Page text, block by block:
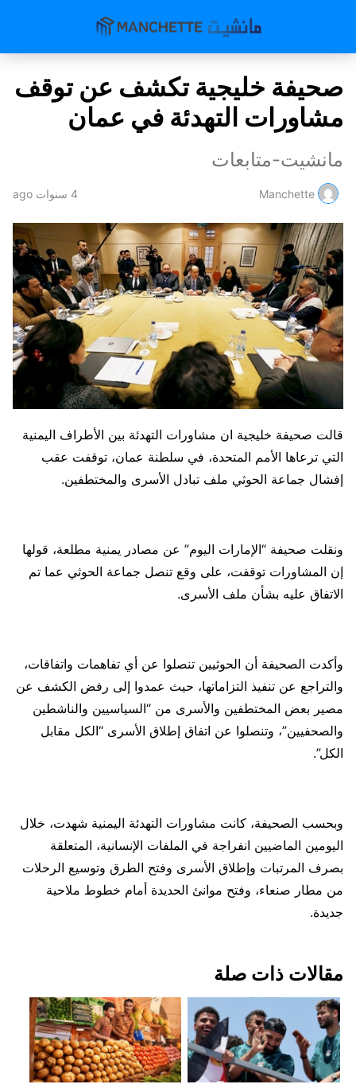
صحيفة خليجية تكشف عن توقف
مشاورات التهدئة في عمان
مانشيت-متابعات
Manchette 4 سنوات ago
قالت صحيفة خليجية ان مشاورات التهدئة بين الأطراف اليمنية
التي ترعاها الأمم المتحدة، في سلطنة عمان، توقفت عقب
إفشال جماعة الحوثي ملف تبادل الأسرى والمختطفين.
ونقلت صحيفة “الإمارات اليوم” عن مصادر يمنية مطلعة، قولها
إن المشاورات توقفت، على وقع تنصل جماعة الحوثي عما تم
الاتفاق عليه بشأن ملف الأسرى.
وأكدت الصحيفة أن الحوثيين تنصلوا عن أي تفاهمات واتفاقات،
والتراجع عن تنفيذ التزاماتها، حيث عمدوا إلى رفض الكشف عن
مصير بعض المختطفين والأسرى من “السياسيين والناشطين
والصحفيين”، وتنصلوا عن اتفاق إطلاق الأسرى “الكل مقابل
الكل”.
وبحسب الصحيفة، كانت مشاورات التهدئة اليمنية شهدت، خلال
اليومين الماضيين انفراجة في الملفات الإنسانية، المتعلقة
بصرف المرتبات وإطلاق الأسرى وفتح الطرق وتوسيع الرحلات
من مطار صنعاء، وفتح موانئ الحديدة أمام خطوط ملاحية
جديدة.
مقالات ذات صلة